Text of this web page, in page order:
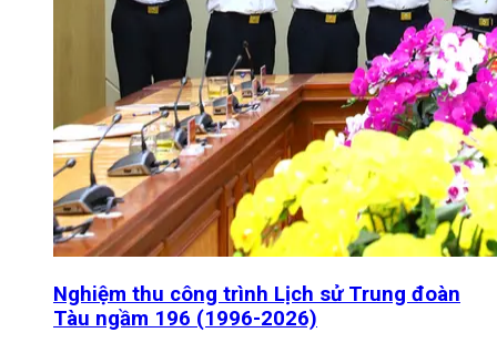
Nghiệm thu công trình Lịch sử Trung đoàn
Tàu ngầm 196 (1996-2026)